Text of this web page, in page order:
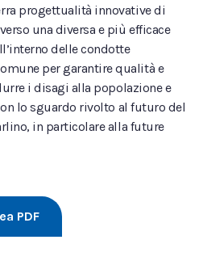
progettualità innovative di
una diversa e più efficace
delle condotte
per garantire qualità e
i disagi alla popolazione e
lo sguardo rivolto al futuro del
in particolare alla future
PDF